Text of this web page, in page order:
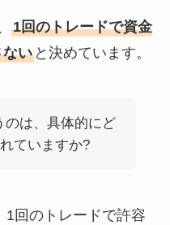
1回のトレードで資金
ないと決めています。
のは、具体的にど
ていますか?
1回のトレードで許容